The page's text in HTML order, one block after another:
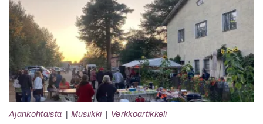
Ajankohtaista Musiikki Verkkoartikkeli